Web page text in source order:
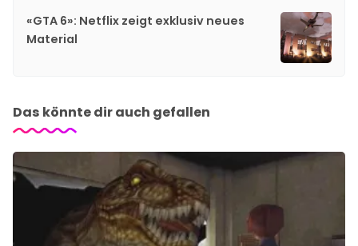
«GTA 6»: Netflix zeigt exklusiv neues
Material
Das könnte dir auch gefallen